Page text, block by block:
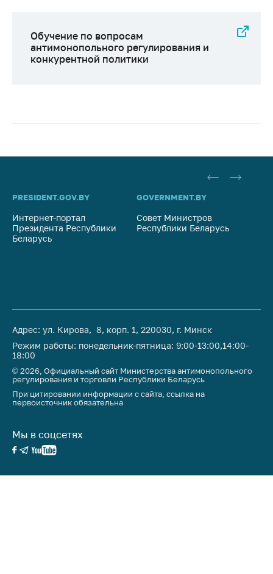
Обучение по вопросам
антимонопольного регулирования и
конкурентной политики
PRESIDENT.GOV.BY
Интернет-портал
Президента Республики
Беларусь
GOVERNMENT.BY
Совет Министров
Республики Беларусь
Адрес: ул. Кирова, 8, корп. 1, 220030, г. Минск
Режим работы: понедельник-пятница: 9:00-13:00,14:00-
18:00
© 2026, Официальный сайт Министерства антимонопольного
регулирования и торговли Республики Беларусь
При цитировании информации с сайта, ссылка на
первоисточник обязательна
Мы в соцсетях